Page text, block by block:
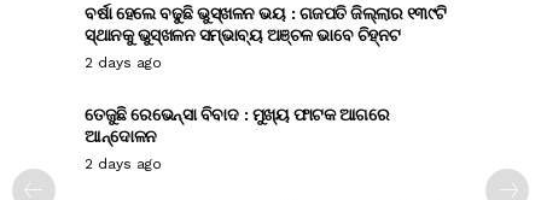
ବର୍ଷା ହେଲେ ବଢୁଛି ଭୁସ୍ଖଳନ ଭୟ : ଗଜପତି ଜିଲ୍ଲାର ୧୩୯ଟି
ସ୍ଥାନକୁ ଭୁସ୍ଖଳନ ସମ୍ଭାବ୍ୟ ଅଞ୍ଚଳ ଭାବେ ଚିହ୍ନଟ
2 days ago
ତେଜୁଛି ରେଭେନ୍ସା ବିବାଦ : ମୁଖ୍ୟ ଫାଟକ ଆଗରେ
ଆନ୍ଦୋଳନ
2 days ago